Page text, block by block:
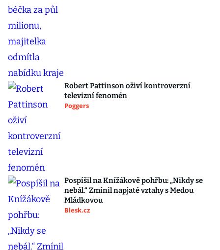
Robert Pattinson oživí kontroverzní
televizní fenomén
Poggers
Pospíšil na Knížákově pohřbu: „Nikdy se
nebál.“ Zmínil napjaté vztahy s Medou
Mládkovou
Blesk.cz